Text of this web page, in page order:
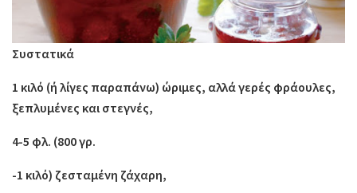
Συστατικά
1 κιλό (ή λίγες παραπάνω) ώριμες, αλλά γερές φράουλες,
ξεπλυμένες και στεγνές,
4-5 φλ. (800 γρ.
-1 κιλό) ζεσταμένη ζάχαρη,